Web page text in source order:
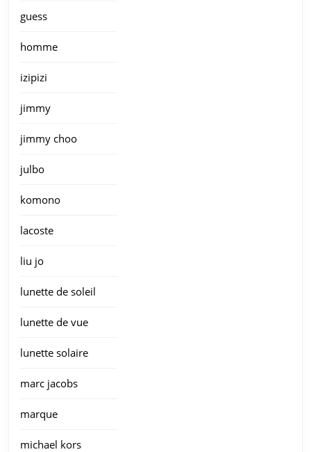
guess
homme
izipizi
jimmy
jimmy choo
julbo
komono
lacoste
liu jo
lunette de soleil
lunette de vue
lunette solaire
marc jacobs
marque
michael kors